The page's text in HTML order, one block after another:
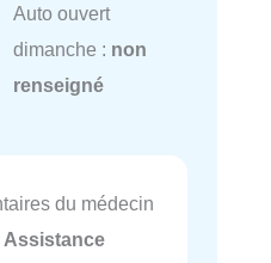
Auto ouvert
dimanche : non
renseigné
du médecin
Assistance